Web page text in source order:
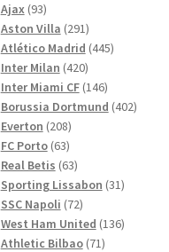
Ajax 9393
produkter
Aston Villa 291291
produkter
Atlético Madrid 445445
Inter Milan 420420
produkter
Inter Miami CF 146146
produkter
Borussia Dortmund 402402
Everton 208208
produkter
FC Porto 6363
produkter
Real Betis 6363
produkter
Sporting Lissabon 3131
SSC Napoli 7272
produkter
West Ham United 136136
Athletic Bilbao 7171